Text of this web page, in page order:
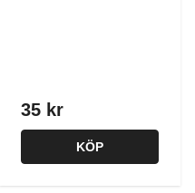
35 kr
KÖP